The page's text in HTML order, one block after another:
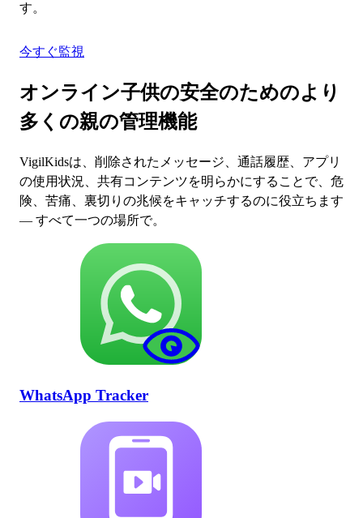
す。
今すぐ監視
オンライン子供の安全のためのより
多くの親の管理機能
VigilKidsは、削除されたメッセージ、通話履歴、アプリ
の使用状況、共有コンテンツを明らかにすることで、危
険、苦痛、裏切りの兆候をキャッチするのに役立ちます
— すべて一つの場所で。
WhatsApp Tracker